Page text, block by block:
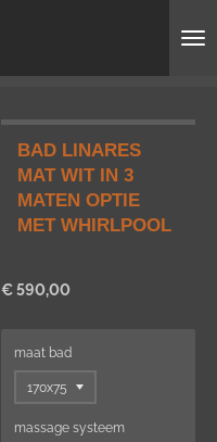
BAD LINARES
MAT WIT IN 3
MATEN OPTIE
MET WHIRLPOOL
€ 590,00
maat bad
massage systeem